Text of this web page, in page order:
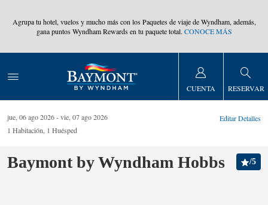
Agrupa tu hotel, vuelos y mucho más con los Paquetes de viaje de Wyndham, además,
gana puntos Wyndham Rewards en tu paquete total. CONOCE MÁS
CUENTA RESERVAR
jue, 06 ago 2026
vie, 07 ago 2026
1 Habitación 1 Huésped
Editar Detalles
Baymont by Wyndham Hobbs /5